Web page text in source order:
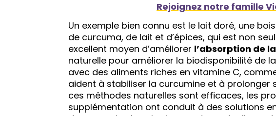
Rejoignez notre famille
Un exemple bien connu est le lait doré, une
de curcuma, de lait et d’épices, qui est non
excellent moyen d’améliorer l’absorption de
naturelle pour améliorer la biodisponibilité de
avec des aliments riches en vitamine C,
aident à stabiliser la curcumine et à prolonger
ces méthodes naturelles sont efficaces, les
supplémentation ont conduit à des solutions